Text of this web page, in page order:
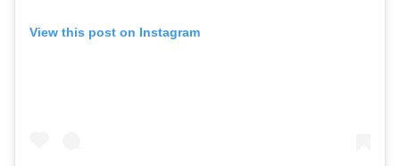
View this post on Instagram